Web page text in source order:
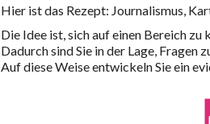
Hier ist das Rezept: Journalismus,
Die Idee ist, sich auf einen Bereich
Dadurch sind Sie in der Lage, Fragen
Auf diese Weise entwickeln Sie ein